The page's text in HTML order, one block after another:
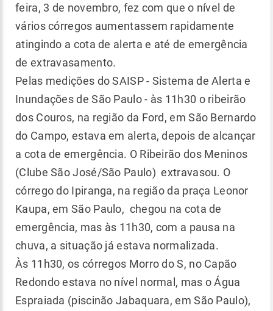
feira, 3 de novembro, fez com que o nível de
vários córregos aumentassem rapidamente
atingindo a cota de alerta e até de emergência
de extravasamento.
Pelas medições do SAISP - Sistema de Alerta e
Inundações de São Paulo - às 11h30 o ribeirão
dos Couros, na região da Ford, em São Bernardo
do Campo, estava em alerta, depois de alcançar
a cota de emergência. O Ribeirão dos Meninos
(Clube São José/São Paulo) extravasou. O
córrego do Ipiranga, na região da praça Leonor
Kaupa, em São Paulo, chegou na cota de
emergência, mas às 11h30, com a pausa na
chuva, a situação já estava normalizada.
Às 11h30, os córregos Morro do S, no Capão
Redondo estava no nível normal, mas o Água
Espraiada (piscinão Jabaquara, em São Paulo),